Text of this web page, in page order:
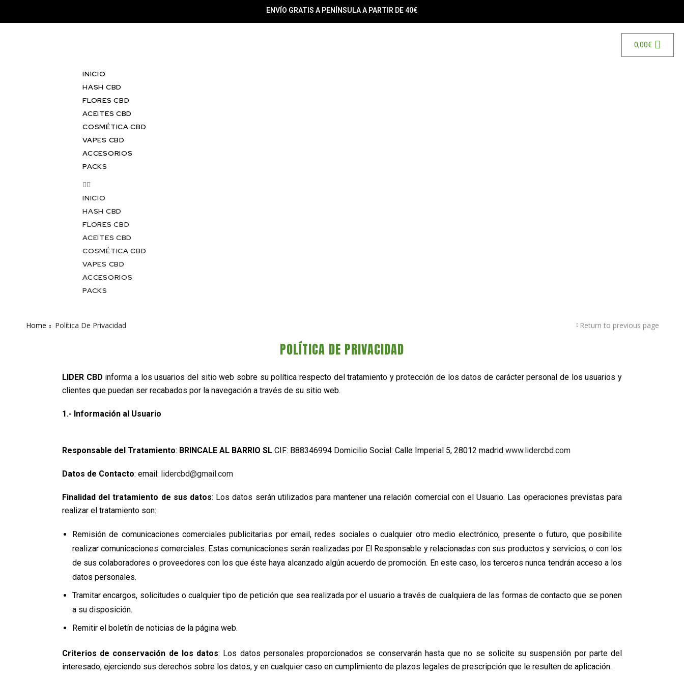
ENVÍO GRATIS A PENÍNSULA A PARTIR DE 40€
0,00€
INICIO
HASH CBD
FLORES CBD
ACEITES CBD
COSMÉTICA CBD
VAPES CBD
ACCESORIOS
PACKS
INICIO
HASH CBD
FLORES CBD
ACEITES CBD
COSMÉTICA CBD
VAPES CBD
ACCESORIOS
PACKS
Return to previous page
Home Política De Privacidad
POLÍTICA DE PRIVACIDAD
LIDER CBD informa a los usuarios del sitio web sobre su política respecto del tratamiento y protección de los datos de carácter personal de los usuarios y
clientes que puedan ser recabados por la navegación a través de su sitio web.
1.- Información al Usuario
Responsable del Tratamiento: BRINCALE AL BARRIO SL CIF: B88346994 Domicilio Social: Calle Imperial 5, 28012 madrid www.lidercbd.com
Datos de Contacto: email: lidercbd@gmail.com
Finalidad del tratamiento de sus datos: Los datos serán utilizados para mantener una relación comercial con el Usuario. Las operaciones previstas para
realizar el tratamiento son:
Remisión de comunicaciones comerciales publicitarias por email, redes sociales o cualquier otro medio electrónico, presente o futuro, que posibilite
realizar comunicaciones comerciales. Estas comunicaciones serán realizadas por El Responsable y relacionadas con sus productos y servicios, o con los
de sus colaboradores o proveedores con los que éste haya alcanzado algún acuerdo de promoción. En este caso, los terceros nunca tendrán acceso a los
datos personales.
Tramitar encargos, solicitudes o cualquier tipo de petición que sea realizada por el usuario a través de cualquiera de las formas de contacto que se ponen
a su disposición.
Remitir el boletín de noticias de la página web.
Criterios de conservación de los datos: Los datos personales proporcionados se conservarán hasta que no se solicite su suspensión por parte del
interesado, ejerciendo sus derechos sobre los datos, y en cualquier caso en cumplimiento de plazos legales de prescripción que le resulten de aplicación.